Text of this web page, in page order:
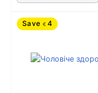
Save € 4